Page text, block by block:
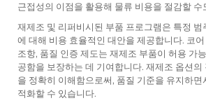
근접성의 이점을 활용해 물류 비용을 절감할 수
재제조 및 리퍼비시된 부품 프로그램은 특정 범
에 대해 비용 효율적인 대안을 제공합니다. 코
조항, 품질 인증 제도는 재제조 부품이 허용 가
공함을 보장하는 데 기여합니다. 재제조 옵션의
을 정확히 이해함으로써, 품질 기준을 유지하면
적화할 수 있습니다.